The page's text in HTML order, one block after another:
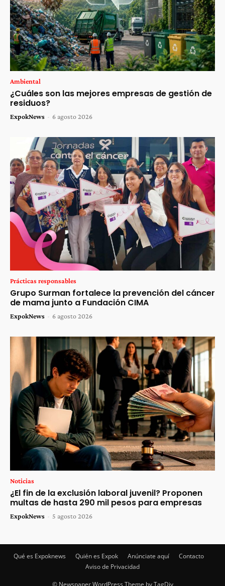
Ambiental
¿Cuáles son las mejores empresas de gestión de
residuos?
ExpokNews - 6 agosto 2026
Prácticas responsables
Grupo Surman fortalece la prevención del cáncer
de mama junto a Fundación CIMA
ExpokNews - 6 agosto 2026
Noticias
¿El fin de la exclusión laboral juvenil? Proponen
multas de hasta 290 mil pesos para empresas
ExpokNews - 5 agosto 2026
Qué es Expoknews Quién es Expok Anúnciate aquí
Contacto
Aviso de Privacidad
© Newspaper WordPress Theme by TagDiv